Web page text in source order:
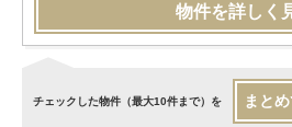
物件を詳しく
チェックした物件（最大10件まで）を まと